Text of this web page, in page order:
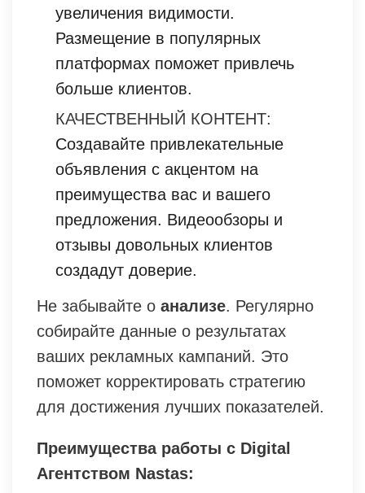
увеличения видимости.
Размещение в популярных
платформах поможет привлечь
больше клиентов.
КАЧЕСТВЕННЫЙ КОНТЕНТ:
Создавайте привлекательные
объявления с акцентом на
преимущества вас и вашего
предложения. Видеообзоры и
отзывы довольных клиентов
создадут доверие.
Не забывайте о анализе. Регулярно
собирайте данные о результатах
ваших рекламных кампаний. Это
поможет корректировать стратегию
для достижения лучших показателей.
Преимущества работы с Digital
Агентством Nastas: